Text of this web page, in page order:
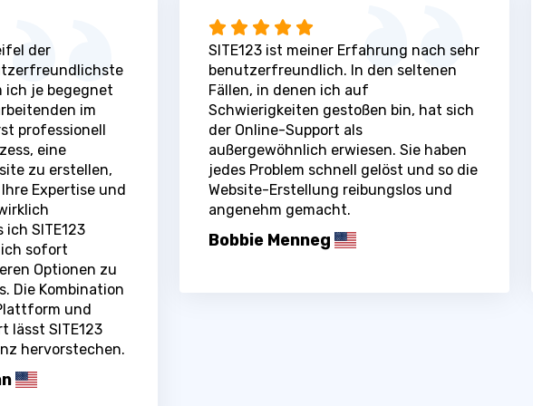
der
ich je begegnet
im
professionell
eine
zu erstellen,
Expertise und
SITE123
sofort
Optionen zu
Die Kombination
und
lässt SITE123
hervorstechen.
SITE123 ist meiner Erfahrung nach sehr
benutzerfreundlich. In den seltenen
Fällen, in denen ich auf
Schwierigkeiten gestoßen bin, hat sich
der Online-Support als
außergewöhnlich erwiesen. Sie haben
jedes Problem schnell gelöst und so die
Website-Erstellung reibungslos und
angenehm gemacht.
Bobbie Menneg